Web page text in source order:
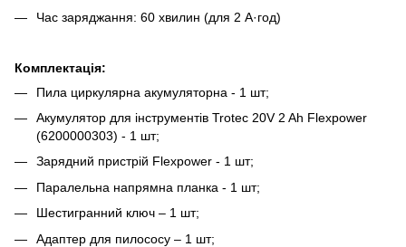
Час заряджання: 60 хвилин (для 2 А·год)
Комплектація:
Пила циркулярна акумуляторна - 1 шт;
Акумулятор для інструментів Trotec 20V 2 Ah Flexpower
(6200000303) - 1 шт;
Зарядний пристрій Flexpower - 1 шт;
Паралельна напрямна планка - 1 шт;
Шестигранний ключ – 1 шт;
Адаптер для пилососу – 1 шт;